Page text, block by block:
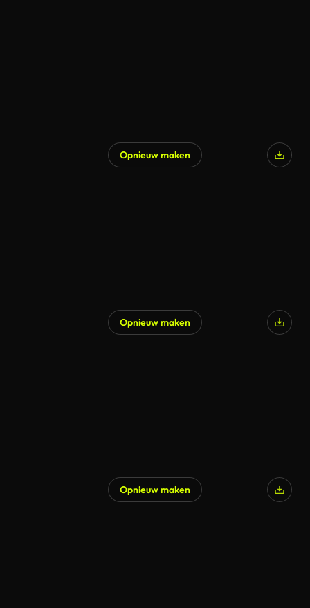
Opnieuw maken
Opnieuw maken
Opnieuw maken